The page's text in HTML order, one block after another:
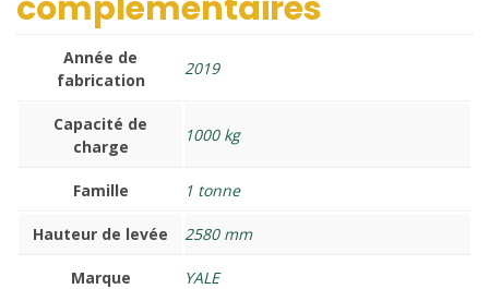
Année de
fabrication
2019
Capacité de
charge
1000 kg
Famille 1 tonne
Hauteur de levée 2580 mm
Marque YALE